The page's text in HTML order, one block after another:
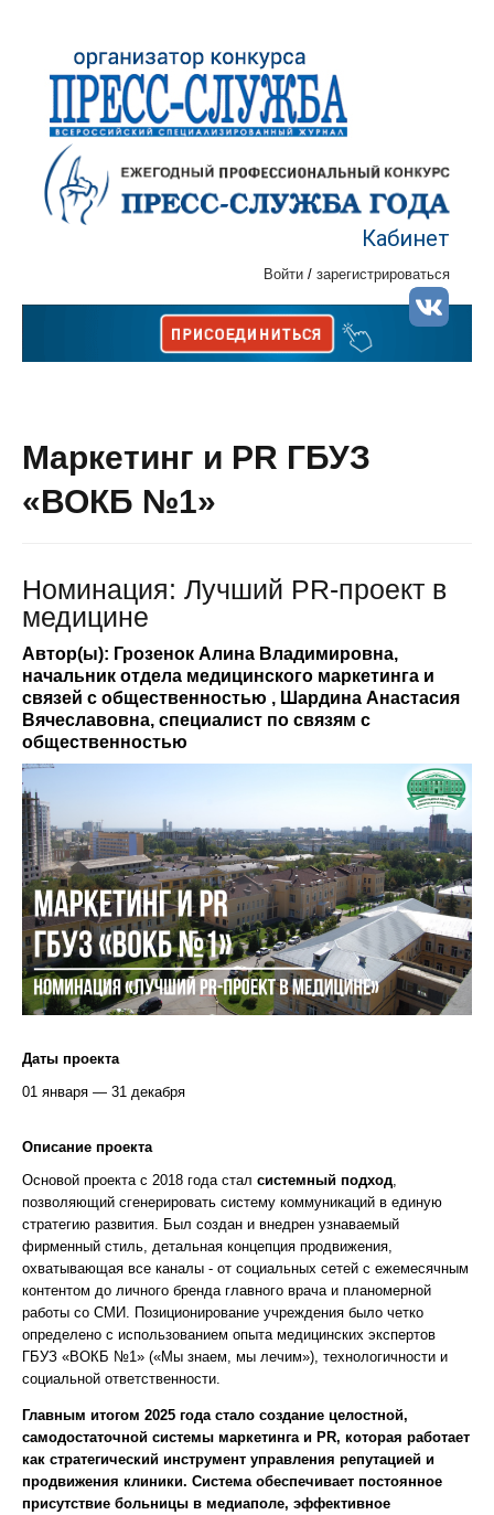
Кабинет
Войти / зарегистрироваться
Маркетинг и PR ГБУЗ
«ВОКБ №1»
Номинация: Лучший PR-проект в
медицине
Автор(ы): Грозенок Алина Владимировна,
начальник отдела медицинского маркетинга и
связей с общественностью , Шардина Анастасия
Вячеславовна, специалист по связям с
общественностью
Даты проекта
01 января — 31 декабря
Описание проекта
Основой проекта с 2018 года стал системный подход
позволяющий сгенерировать систему коммуникаций в единую
стратегию развития. Был создан и внедрен узнаваемый
фирменный стиль, детальная концепция продвижения,
охватывающая все каналы - от социальных сетей с ежемесячным
контентом до личного бренда главного врача и планомерной
работы со СМИ. Позиционирование учреждения было четко
определено с использованием опыта медицинских экспертов
ГБУЗ «ВОКБ №1» («Мы знаем, мы лечим»), технологичности и
социальной ответственности.
Главным итогом 2025 года стало создание целостной,
самодостаточной системы маркетинга и PR, которая работает
как стратегический инструмент управления репутацией и
продвижения клиники. Система обеспечивает постоянное
присутствие больницы в медиаполе, эффективное